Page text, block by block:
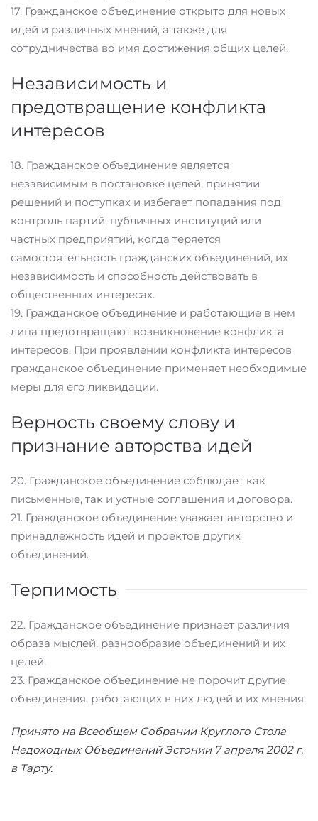
17. Гражданское объединение открыто для новых
идей и различных мнений, а также для
сотрудничества во имя достижения общих целей.
Независимость и
предотвращение конфликта
интересов
18. Гражданское объединение является
независимым в постановке целей, принятии
решений и поступках и избегает попадания под
контроль партий, публичных институций или
частных предприятий, когда теряется
самостоятельность гражданских объединений, их
независимость и способность действовать в
общественных интересах.
19. Гражданское объединение и работающие в нем
лица предотвращают возникновение конфликта
интересов. При проявлении конфликта интересов
гражданское объединение применяет необходимые
меры для его ликвидации.
Верность своему слову и
признание авторства идей
20. Гражданское объединение соблюдает как
письменные, так и устные соглашения и договора.
21. Гражданское объединение уважает авторство и
принадлежность идей и проектов других
объединений.
Терпимость
22. Гражданское объединение признает различия
образа мыслей, разнообразие объединений и их
целей.
23. Гражданское объединение не порочит другие
объединения, работающих в них людей и их мнения.
Принято на Всеобщем Собрании Круглого Стола
Недоходных Объединений Эстонии 7 апреля 2002 г.
в Тарту.